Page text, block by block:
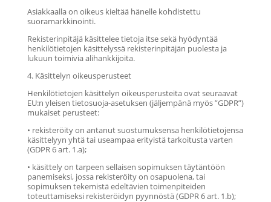
Asiakkaalla on oikeus kieltää hänelle kohdistettu
suoramarkkinointi.
Rekisterinpitäjä käsittelee tietoja itse sekä hyödyntää
henkilötietojen käsittelyssä rekisterinpitäjän puolesta ja
lukuun toimivia alihankkijoita.
4. Käsittelyn oikeusperusteet
Henkilötietojen käsittelyn oikeusperusteita ovat seuraavat
EU:n yleisen tietosuoja-asetuksen (jäljempänä myös ”GDPR”)
mukaiset perusteet:
• rekisteröity on antanut suostumuksensa henkilötietojensa
käsittelyyn yhtä tai useampaa erityistä tarkoitusta varten
(GDPR 6 art. 1.a);
• käsittely on tarpeen sellaisen sopimuksen täytäntöön
panemiseksi, jossa rekisteröity on osapuolena, tai
sopimuksen tekemistä edeltävien toimenpiteiden
toteuttamiseksi rekisteröidyn pyynnöstä (GDPR 6 art. 1.b);